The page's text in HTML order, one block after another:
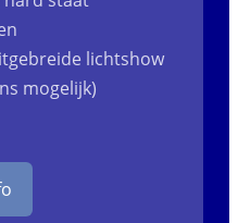
lichtshow
mogelijk)